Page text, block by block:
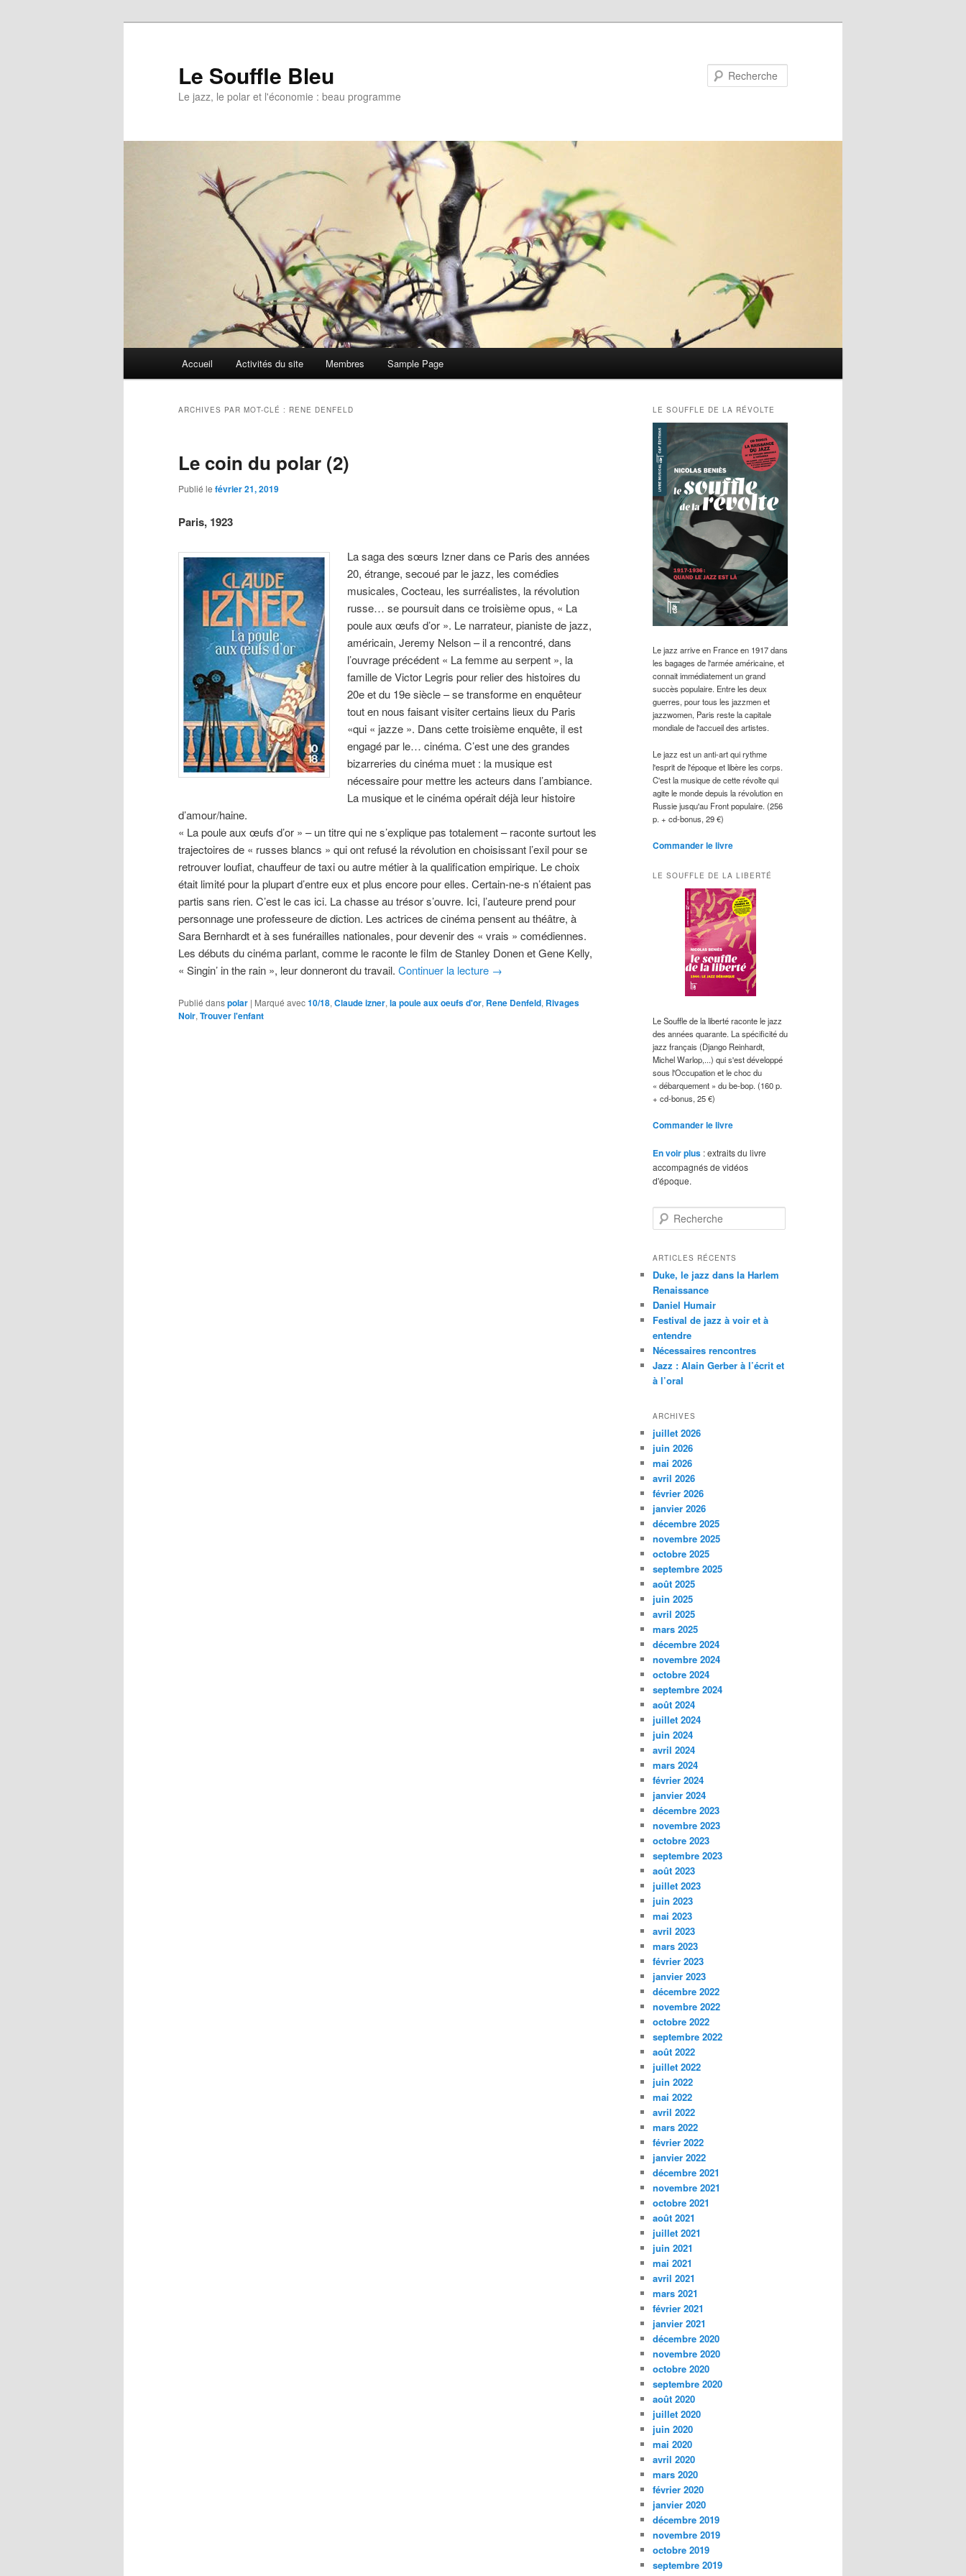
Le Souffle Bleu
Le jazz, le polar et l'économie : beau programme
Aller
principal
Aller
secondaire
Accueil Activités du site Membres Sample Page
ARCHIVES PAR MOT-CLÉ : RENE DENFELD
Le coin du polar (2)
Publié le février 21, 2019
Paris, 1923
La saga des sœurs Izner dans ce Paris des années
20, étrange, secoué par le jazz, les comédies
musicales, Cocteau, les surréalistes, la révolution
russe… se poursuit dans ce troisième opus, « La
poule aux œufs d’or ». Le narrateur, pianiste de jazz,
américain, Jeremy Nelson – il a rencontré, dans
l’ouvrage précédent « La femme au serpent », la
famille de Victor Legris pour relier des histoires du
20e et du 19e siècle – se transforme en enquêteur
tout en nous faisant visiter certains lieux du Paris
«qui « jazze ». Dans cette troisième enquête, il est
engagé par le… cinéma. C’est une des grandes
bizarreries du cinéma muet : la musique est
nécessaire pour mettre les acteurs dans l’ambiance.
La musique et le cinéma opérait déjà leur histoire
d’amour/haine.
« La poule aux œufs d’or » – un titre qui ne s’explique pas totalement – raconte surtout les
trajectoires de « russes blancs » qui ont refusé la révolution en choisissant l’exil pour se
retrouver loufiat, chauffeur de taxi ou autre métier à la qualification empirique. Le choix
était limité pour la plupart d’entre eux et plus encore pour elles. Certain-ne-s n’étaient pas
partis sans rien. C’est le cas ici. La chasse au trésor s’ouvre. Ici, l’auteure prend pour
personnage une professeure de diction. Les actrices de cinéma pensent au théâtre, à
Sara Bernhardt et à ses funérailles nationales, pour devenir des « vrais » comédiennes.
Les débuts du cinéma parlant, comme le raconte le film de Stanley Donen et Gene Kelly,
« Singin’ in the rain », leur donneront du travail. Continuer la lecture →
Publié danspolar | Marqué avec10/18, Claude izner, la poule aux oeufs d'or, Rene Denfeld, Rivages
Noir, Trouver l'enfant
LE SOUFFLE DE LA RÉVOLTE
Le jazz arrive en France en 1917 dans
les bagages de l'armée américaine, et
connait immédiatement un grand
succès populaire. Entre les deux
guerres, pour tous les jazzmen et
jazzwomen, Paris reste la capitale
mondiale de l'accueil des artistes.
Le jazz est un anti-art qui rythme
l'esprit de l'époque et libère les corps.
C'est la musique de cette révolte qui
agite le monde depuis la révolution en
Russie jusqu'au Front populaire. (256
p. + cd-bonus, 29 €)
Commander le livre
LE SOUFFLE DE LA LIBERTÉ
Le Souffle de la liberté raconte le jazz
des années quarante. La spécificité du
jazz français (Django Reinhardt,
Michel Warlop,...) qui s'est développé
sous l'Occupation et le choc du
« débarquement » du be-bop. (160 p.
+ cd-bonus, 25 €)
Commander le livre
En voir plus : extraits du livre
accompagnés de vidéos
d'époque.
e
h
r
c
h
e
ARTICLES RÉCENTS
Duke, le jazz dans la Harlem
Renaissance
Daniel Humair
Festival de jazz à voir et à
entendre
Nécessaires rencontres
Jazz : Alain Gerber à l’écrit et
à l’oral
ARCHIVES
juillet 2026
juin 2026
mai 2026
avril 2026
février 2026
janvier 2026
décembre 2025
novembre 2025
octobre 2025
septembre 2025
août 2025
juin 2025
avril 2025
mars 2025
décembre 2024
novembre 2024
octobre 2024
septembre 2024
août 2024
juillet 2024
juin 2024
avril 2024
mars 2024
février 2024
janvier 2024
décembre 2023
novembre 2023
octobre 2023
septembre 2023
août 2023
juillet 2023
juin 2023
mai 2023
avril 2023
mars 2023
février 2023
janvier 2023
décembre 2022
novembre 2022
octobre 2022
septembre 2022
août 2022
juillet 2022
juin 2022
mai 2022
avril 2022
mars 2022
février 2022
janvier 2022
décembre 2021
novembre 2021
octobre 2021
août 2021
juillet 2021
juin 2021
mai 2021
avril 2021
mars 2021
février 2021
janvier 2021
décembre 2020
novembre 2020
octobre 2020
septembre 2020
août 2020
juillet 2020
juin 2020
mai 2020
avril 2020
mars 2020
février 2020
janvier 2020
décembre 2019
novembre 2019
octobre 2019
septembre 2019